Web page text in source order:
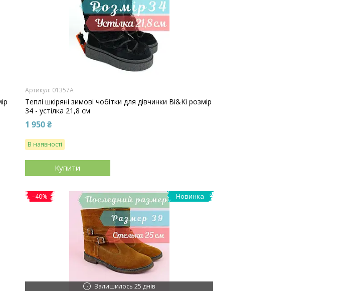
01357A
Теплі шкіряні зимові чобітки для дівчинки Bi&Ki розмір
34 - устілка 21,8 см
1 950 ₴
В наявності
Купити
–40%
Залишилось 25 днів
Новинка